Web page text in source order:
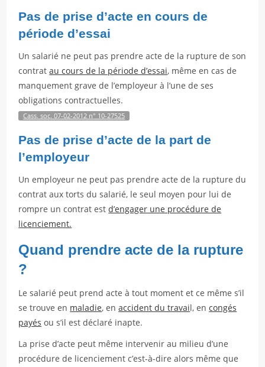
Pas de prise d’acte en cours de
période d’essai
Un salarié ne peut pas prendre acte de la rupture de son
contratau cours de la période d’essai, même en cas de
manquement grave de l’employeur à l’une de ses
obligations contractuelles.
Cass. soc. 07-02-2012 n° 10-27525
Pas de prise d’acte de la part de
l’employeur
Un employeur ne peut pas prendre acte de la rupture du
contrat aux torts du salarié, le seul moyen pour lui de
rompre un contrat estd’engager une procédure de
licenciement.
Quand prendre acte de la rupture
?
Le salarié peut prend acte à tout moment et ce même s’il
se trouve en maladie, enaccident du travail, encongés
payés ou s’il est déclaré inapte.
La prise d’acte peut même intervenir au milieu d’une
procédure de licenciement c’est-à-dire alors même que